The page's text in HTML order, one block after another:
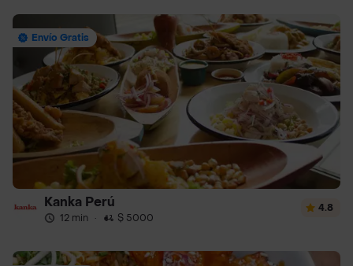
Envío Gratis
Kanka Perú
12 min · $ 5000
4.8